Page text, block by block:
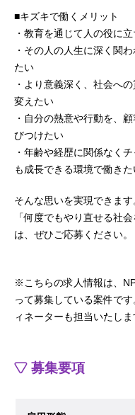
■キズキで働くメリット
・教育を通じて人の役に
・その人の人生に深く関
たい
・より意義深く、社会へ
変えたい
・自分の熱意や行動を、
びつけたい
・年齢や経歴に関係なく
も成長できる環境で働きた
そんな思いを実現できます
「何度でもやり直せる社
は、ぜひご応募ください。
※こちらの求人情報は、
って募集している案件で
ィネーターも担当いたし
募集要項